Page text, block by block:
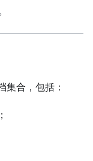
集合，包括：